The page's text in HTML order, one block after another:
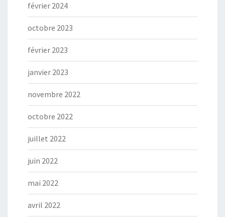
février 2024
octobre 2023
février 2023
janvier 2023
novembre 2022
octobre 2022
juillet 2022
juin 2022
mai 2022
avril 2022